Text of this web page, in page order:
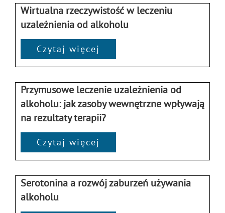
Wirtualna rzeczywistość w leczeniu
uzależnienia od alkoholu
Czytaj więcej
Przymusowe leczenie uzależnienia od
alkoholu: jak zasoby wewnętrzne wpływają
na rezultaty terapii?
Czytaj więcej
Serotonina a rozwój zaburzeń używania
alkoholu